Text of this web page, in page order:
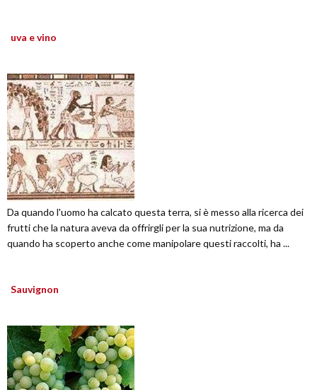
uva e vino
Da quando l'uomo ha calcato questa terra, si è messo alla ricerca dei
frutti che la natura aveva da offrirgli per la sua nutrizione, ma da
quando ha scoperto anche come manipolare questi raccolti, ha ...
Sauvignon